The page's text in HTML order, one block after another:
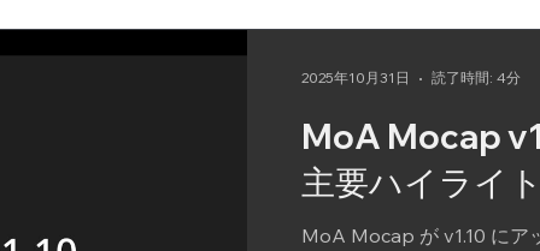
MoA Mocap
主要ハイライ
MoA Mocap が v1.10 にアップデートされ、モデル、プラグイ
2025年10月31日 読了時間: 4分